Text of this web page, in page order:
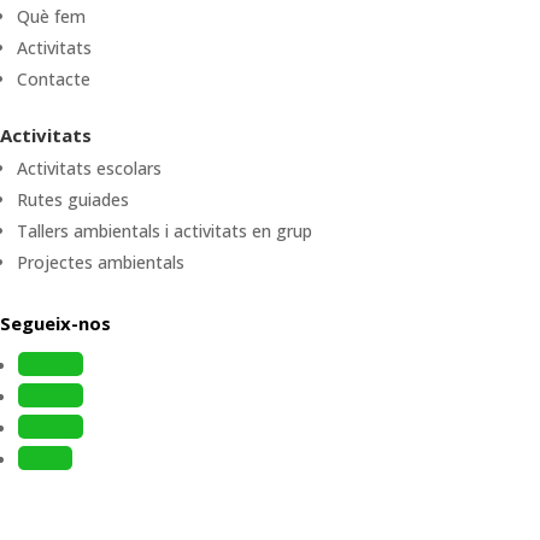
Què fem
Activitats
Contacte
Activitats
Activitats escolars
Rutes guiades
Tallers ambientals i activitats en grup
Projectes ambientals
Segueix-nos
Follow
Follow
Follow
Follow